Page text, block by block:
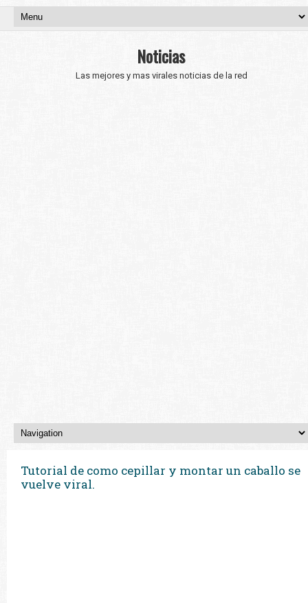
Noticias
Las mejores y mas virales noticias de la red
Tutorial de como cepillar y montar un caballo se
vuelve viral.